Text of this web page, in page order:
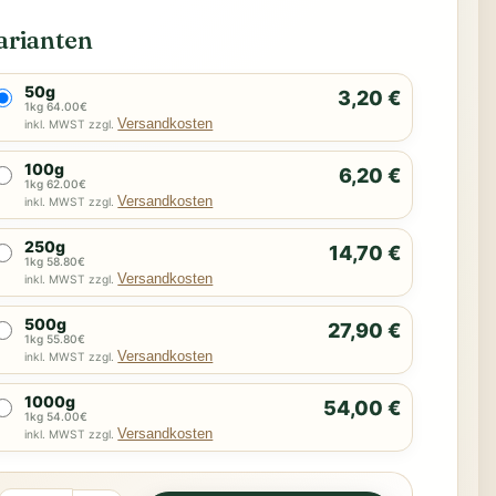
50g
1kg 64.00€ 3,20 €
inkl. MWST zzgl. Versandkosten
100g
1kg 62.00€ 6,20 €
inkl. MWST zzgl. Versandkosten
250g
1kg 58.80€ 14,70 €
inkl. MWST zzgl. Versandkosten
500g
1kg 55.80€ 27,90 €
inkl. MWST zzgl. Versandkosten
1000g
1kg 54.00€ 54,00 €
inkl. MWST zzgl. Versandkosten